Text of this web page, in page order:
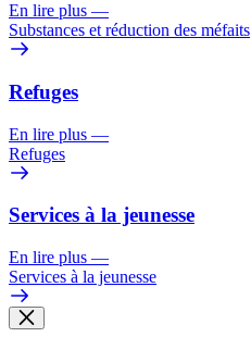
En lire plus —
Substances et réduction des méfaits
Refuges
En lire plus —
Refuges
Services à la jeunesse
En lire plus —
Services à la jeunesse